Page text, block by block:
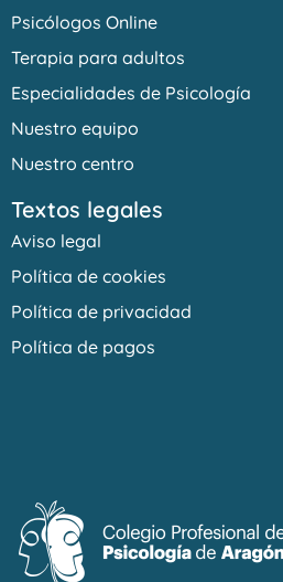
Psicólogos Online
Terapia para adultos
Especialidades de Psicología
Nuestro equipo
Nuestro centro
Textos legales
Aviso legal
Política de cookies
Política de privacidad
Política de pagos